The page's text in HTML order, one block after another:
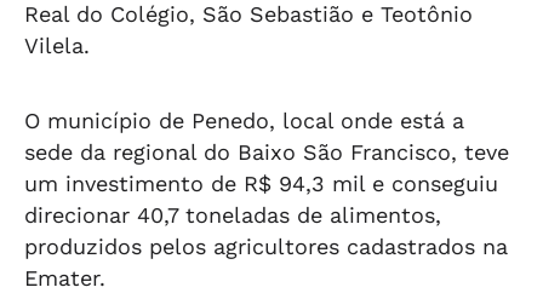
Real do Colégio, São Sebastião e Teotônio
Vilela.
O município de Penedo, local onde está a
sede da regional do Baixo São Francisco, teve
um investimento de R$ 94,3 mil e conseguiu
direcionar 40,7 toneladas de alimentos,
produzidos pelos agricultores cadastrados na
Emater.